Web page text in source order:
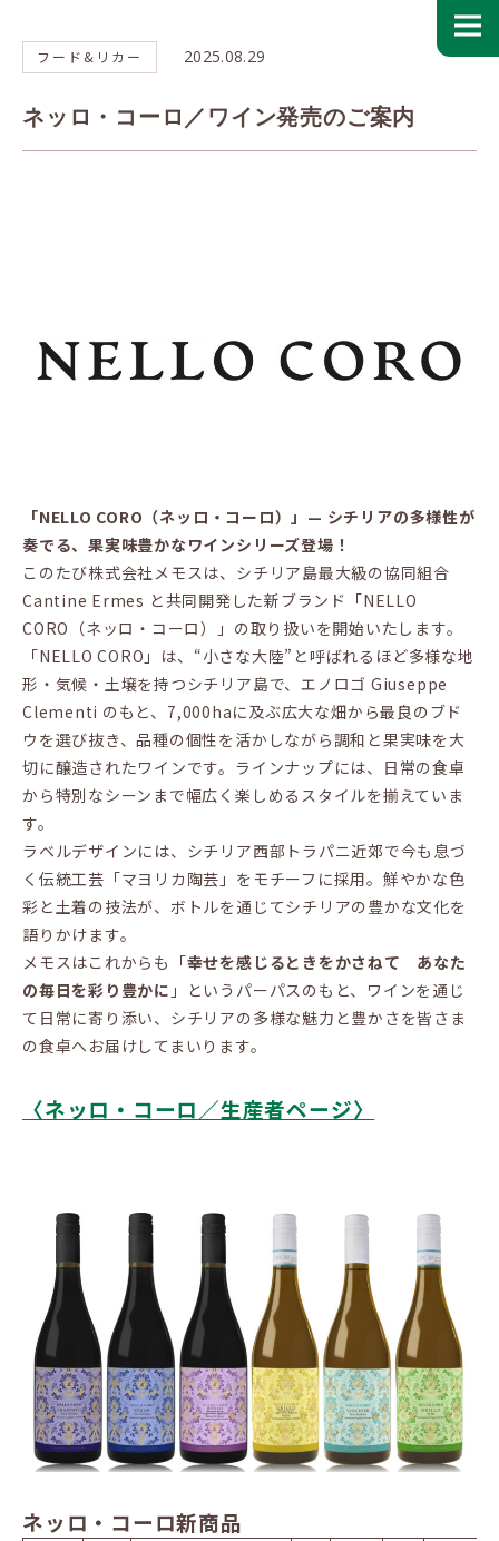
フード&リカー 2025.08.29
ネッロ・コーロ／ワイン発売のご案内
「NELLO CORO（ネッロ・コーロ）」— シチリアの多様性が
奏でる、果実味豊かなワインシリーズ登場！
このたび株式会社メモスは、シチリア島最大級の協同組合
Cantine Ermes と共同開発した新ブランド「NELLO
CORO（ネッロ・コーロ）」の取り扱いを開始いたします。
「NELLO CORO」は、“小さな大陸”と呼ばれるほど多様な地
形・気候・土壌を持つシチリア島で、エノロゴ Giuseppe
Clementi のもと、7,000haに及ぶ広大な畑から最良のブド
ウを選び抜き、品種の個性を活かしながら調和と果実味を大
切に醸造されたワインです。ラインナップには、日常の食卓
から特別なシーンまで幅広く楽しめるスタイルを揃えていま
す。
ラベルデザインには、シチリア西部トラパニ近郊で今も息づ
く伝統工芸「マヨリカ陶芸」をモチーフに採用。鮮やかな色
彩と土着の技法が、ボトルを通じてシチリアの豊かな文化を
語りかけます。
メモスはこれからも「幸せを感じるときをかさねて あなた
の毎日を彩り豊かに 」というパーパスのもと、ワインを通じ
て日常に寄り添い、シチリアの多様な魅力と豊かさを皆さま
の食卓へお届けしてまいります。
〈ネッロ・コーロ／生産者ページ〉
ネッロ・コーロ新商品